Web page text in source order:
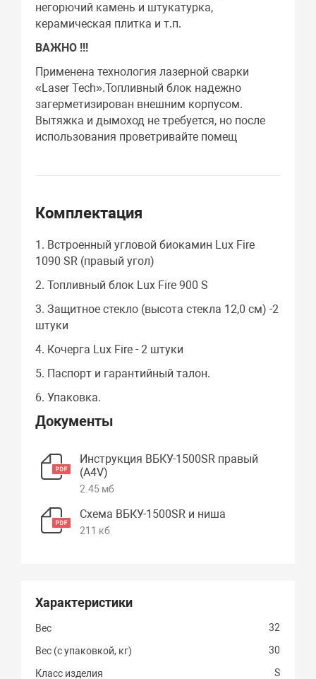
негорючий камень и штукатурка,
керамическая плитка и т.п.
ВАЖНО !!!
Применена технология лазерной сварки
«Laser Tech».Топливный блок надежно
загерметизирован внешним корпусом.
Вытяжка и дымоход не требуется, но после
использования проветривайте помещ
Комплектация
1. Встроенный угловой биокамин Lux Fire
1090 SR (правый угол)
2. Топливный блок Lux Fire 900 S
3. Защитное стекло (высота стекла 12,0 см) -2
штуки
4. Кочерга Lux Fire - 2 штуки
5. Паспорт и гарантийный талон.
6. Упаковка.
Документы
Инструкция ВБКУ-1500SR правый
(А4V)
2.45 мб
Схема ВБКУ-1500SR и ниша
211 кб
Характеристики
Вес 32
Вес (с упаковкой, кг) 30
Класс изделия S